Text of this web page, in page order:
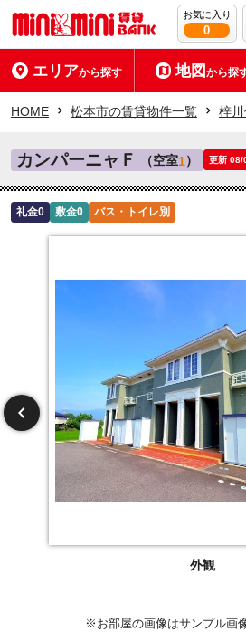
お気に入り
0
エリアから探す 地図から探
HOME 松本市の賃貸物件一覧 梓
カンパーニャＦ （空室1） 更新 08/
礼金0 敷金0 バス・トイレ別
外観
※お部屋の画像はサンプル画